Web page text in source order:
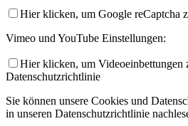
Hier klicken, um Google reCaptcha
Vimeo und YouTube Einstellungen:
Hier klicken, um Videoeinbettungen
Datenschutzrichtlinie
Sie können unsere Cookies und
in unseren Datenschutzrichtlinie